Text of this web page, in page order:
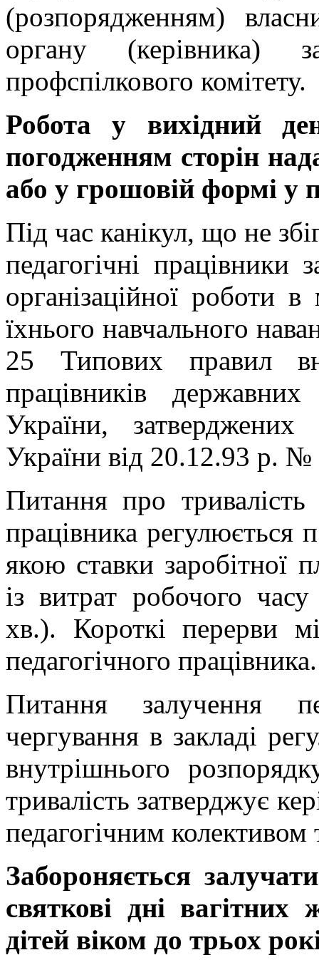
(розпорядженням)
органу (керівника)
профспілкового комітету.
Робота у вихідний
погодженням сторін
або у грошовій формі у
Під час канікул, що не
педагогічні працівники
організаційної роботи
їхнього навчального
25 Типових правил
працівників державних
України, затверджених
України від 20.12.93 р.
Питання про тривалість
працівника регулюється
якою ставки заробітної
із витрат робочого
хв.). Короткі перерви
педагогічного працівника.
Питання залучення
чергування в закладі
внутрішнього
тривалість затверджує
педагогічним
Забороняється
святкові дні
дітей віком до трьох